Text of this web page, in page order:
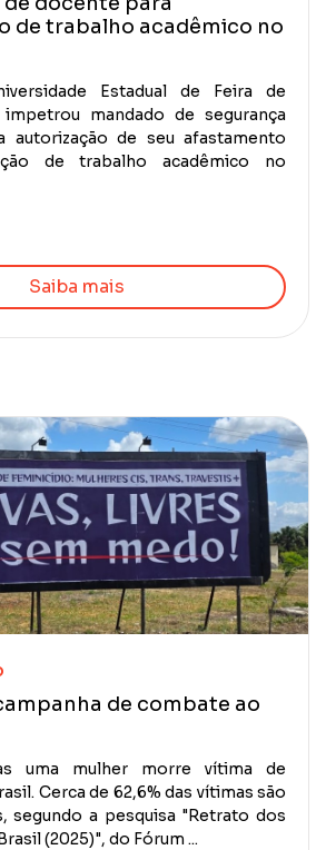
de trabalho acadêmico no
Estadual de Feira de
impetrou mandado de segurança
autorização de seu afastamento
de trabalho acadêmico no
Saiba mais
de combate ao
uma mulher morre vítima de
Cerca de 62,6% das vítimas são
segundo a pesquisa "Retrato dos
(2025)", do Fórum ...